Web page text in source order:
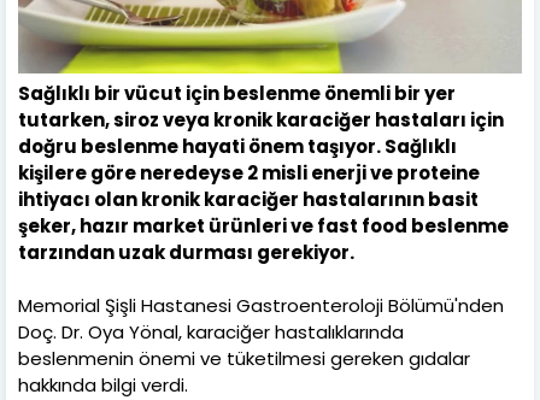
Sağlıklı bir vücut için beslenme önemli bir yer
tutarken, siroz veya kronik karaciğer hastaları için
doğru beslenme hayati önem taşıyor. Sağlıklı
kişilere göre neredeyse 2 misli enerji ve proteine
ihtiyacı olan kronik karaciğer hastalarının basit
şeker, hazır market ürünleri ve fast food beslenme
tarzından uzak durması gerekiyor.
Memorial Şişli Hastanesi Gastroenteroloji Bölümü'nden
Doç. Dr. Oya Yönal, karaciğer hastalıklarında
beslenmenin önemi ve tüketilmesi gereken gıdalar
hakkında bilgi verdi.